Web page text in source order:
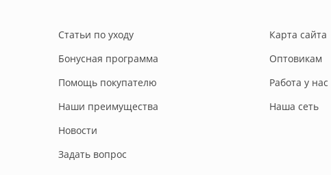
Статьи по уходу
Бонусная программа
Помощь покупателю
Наши преимущества
Новости
Задать вопрос
Карта сайта
Оптовикам
Работа у нас
Наша сеть